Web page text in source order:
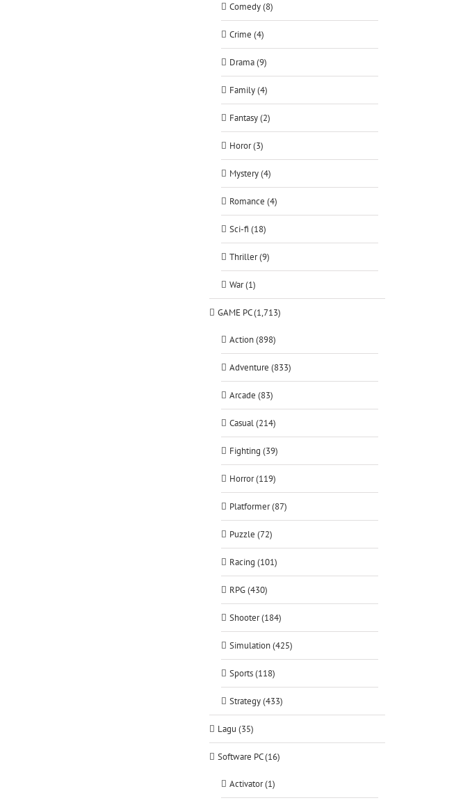
Comedy (8)
Crime (4)
Drama (9)
Family (4)
Fantasy (2)
Horor (3)
Mystery (4)
Romance (4)
Sci-fi (18)
Thriller (9)
War (1)
GAME PC (1,713)
Action (898)
Adventure (833)
Arcade (83)
Casual (214)
Fighting (39)
Horror (119)
Platformer (87)
Puzzle (72)
Racing (101)
RPG (430)
Shooter (184)
Simulation (425)
Sports (118)
Strategy (433)
Lagu (35)
Software PC (16)
Activator (1)